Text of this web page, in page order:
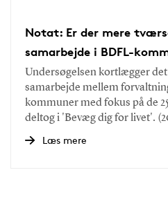
Notat: Er der mere
samarbejde i BDFL-
Undersøgelsen kortlægger
samarbejde mellem
kommuner med fokus på de
deltog i 'Bevæg dig for livet'.
Læs mere